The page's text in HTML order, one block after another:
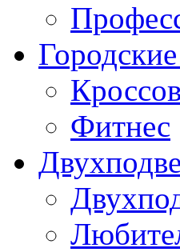
Фитнес